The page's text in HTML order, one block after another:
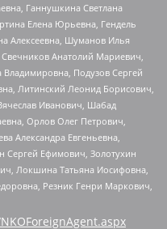
Ганнушкина Светлана
Елена Юрьевна, Гендель
Алексеевна, Шуманов Илья
Анатолий Мариевич,
Подузов Сергей
Литинский Леонид Борисович,
Иванович, Шабад
Орлов Олег Петрович,
Александра Евгеньевна,
Сергей Ефимович, Золотухин
Локшина Татьяна Иосифовна,
Резник Генри Маркович,